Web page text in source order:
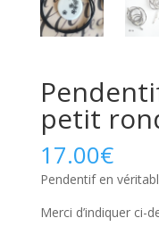
petit
17.00€
Pendentif en
Merci d’indiquer ci-